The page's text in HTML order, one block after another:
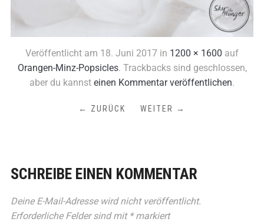
Veröffentlicht am 18. Juni 2017 in 1200 × 1600 auf
Orangen-Minz-Popsicles. Trackbacks sind geschlossen,
aber du kannst einen Kommentar veröffentlichen.
← ZURÜCK WEITER →
SCHREIBE EINEN KOMMENTAR
Deine E-Mail-Adresse wird nicht veröffentlicht.
Erforderliche Felder sind mit *markiert